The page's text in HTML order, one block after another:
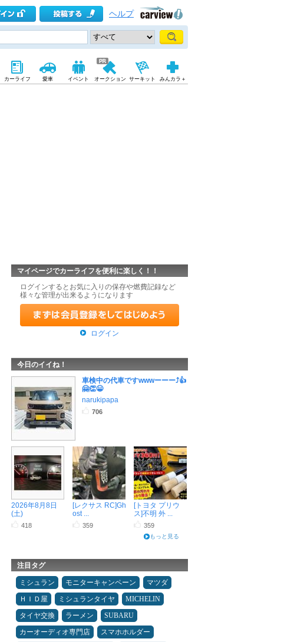
ヘルプ
カーライフ 愛車 イベント オークション サーキット みんカラ＋
マイページでカーライフを便利に楽しく！！
ログインするとお気に入りの保存や燃費記録など
様々な管理が出来るようになります
ログイン
今日のイイね！
車検中の代車ですwwwーーー⤴️👍
🤗👏😀
narukipapa
706
2026年8月8日
(土)
418
[レクサス RC]Gh
ost ...
359
[トヨタ プリウ
ス]不明 外 ...
359
もっと見る
注目タグ
ミシュラン モニターキャンペーン
マツダ
ＨＩＤ屋
ミシュランタイヤ
MICHELIN
タイヤ交換
ラーメン
SUBARU
カーオーディオ専門店
スマホホルダー